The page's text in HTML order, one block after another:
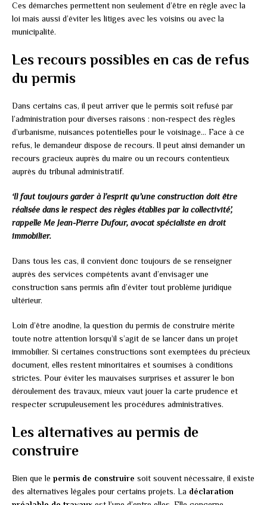
Ces démarches permettent non seulement d’être en règle avec la
loi mais aussi d’éviter les litiges avec les voisins ou avec la
municipalité.
Les recours possibles en cas de refus
du permis
Dans certains cas, il peut arriver que le permis soit refusé par
l’administration pour diverses raisons : non-respect des règles
d’urbanisme, nuisances potentielles pour le voisinage… Face à ce
refus, le demandeur dispose de recours. Il peut ainsi demander un
recours gracieux auprès du maire ou un recours contentieux
auprès du tribunal administratif.
‘Il faut toujours garder à l’esprit qu’une construction doit être
réalisée dans le respect des règles établies par la collectivité’,
rappelle Me Jean-Pierre Dufour, avocat spécialiste en droit
immobilier.
Dans tous les cas, il convient donc toujours de se renseigner
auprès des services compétents avant d’envisager une
construction sans permis afin d’éviter tout problème juridique
ultérieur.
Loin d’être anodine, la question du permis de construire mérite
toute notre attention lorsqu’il s’agit de se lancer dans un projet
immobilier. Si certaines constructions sont exemptées du précieux
document, elles restent minoritaires et soumises à conditions
strictes. Pour éviter les mauvaises surprises et assurer le bon
déroulement des travaux, mieux vaut jouer la carte prudence et
respecter scrupuleusement les procédures administratives.
Les alternatives au permis de
construire
Bien que le permis de construire soit souvent nécessaire, il existe
des alternatives légales pour certains projets. La déclaration